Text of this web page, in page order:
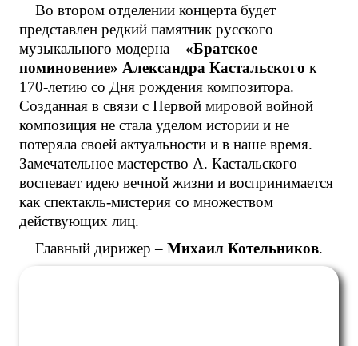
Во втором отделении концерта будет
представлен редкий памятник русского
музыкального модерна – «Братское
поминовение» Александра Кастальского к
170-летию со Дня рождения композитора.
Созданная в связи с Первой мировой войной
композиция не стала уделом истории и не
потеряла своей актуальности и в наше время.
Замечательное мастерство А. Кастальского
воспевает идею вечной жизни и воспринимается
как спектакль-мистерия со множеством
действующих лиц.
Главный дирижер – Михаил Котельников.